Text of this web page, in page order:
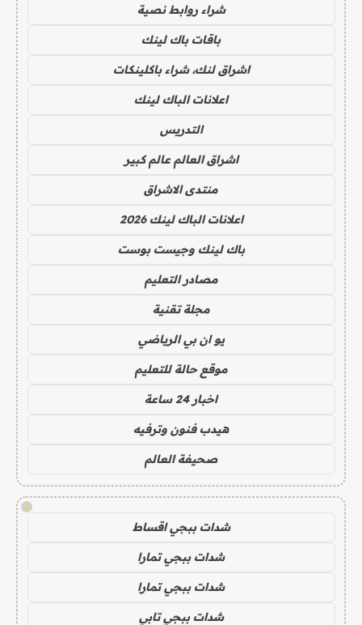
شراء روابط نصية
باقات باك لينك
اشراق لنك، شراء باكلينكات
اعلانات الباك لينك
التدريس
اشراق العالم عالم كبير
منتدى الاشراق
اعلانات الباك لينك 2026
باك لينك وجيست بوست
مصادر التعليم
مجلة تقنية
يو ان بي الرياضي
موقع حالة للتعليم
اخبار 24 ساعة
هيدب فنون وترفيه
صحيفة العالم
!
شدات ببجي اقساط
شدات ببجي تمارا
شدات ببجي تمارا
شدات ببجي تابي